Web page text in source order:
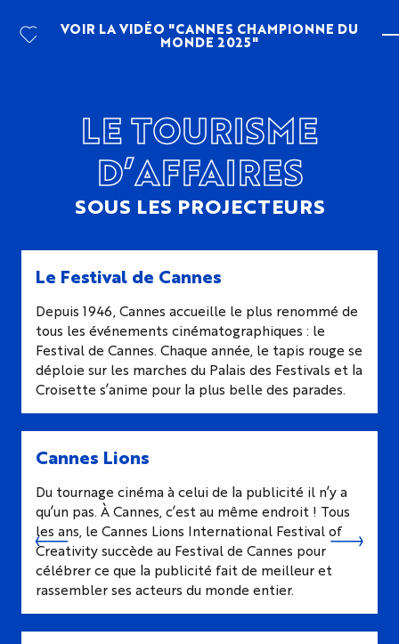
VOIR LA VIDÉO "CANNES CHAMPIONNE DU
MONDE 2025"
LE TOURISME
D’AFFAIRES
SOUS LES PROJECTEURS
Le Festival de Cannes
Depuis 1946, Cannes accueille le plus renommé de
tous les événements cinématographiques : le
Festival de Cannes. Chaque année, le tapis rouge se
déploie sur les marches du Palais des Festivals et la
Croisette s’anime pour la plus belle des parades.
Cannes Lions
Du tournage cinéma à celui de la publicité il n’y a
qu’un pas. À Cannes, c’est au même endroit ! Tous
les ans, le Cannes Lions International Festival of
Creativity succède au Festival de Cannes pour
célébrer ce que la publicité fait de meilleur et
rassembler ses acteurs du monde entier.